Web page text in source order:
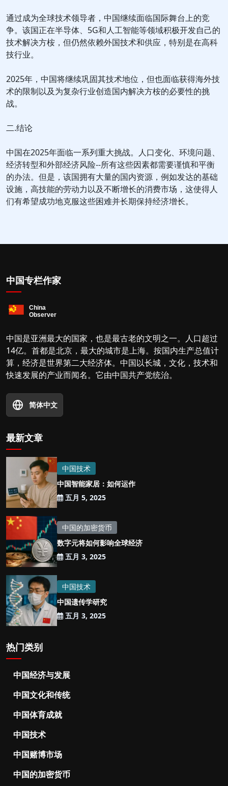
通过成为全球技术领导者，中国继续面临国际舞台上的竞
争。该国正在半导体、5G和人工智能等领域积极开发自己的
技术解决方桉，但仍然依赖外国技术和供应，特别是在高科
技行业。
2025年，中国将继续巩固其技术地位，但也面临获得海外技
术的限制以及为复杂行业创造国内解决方桉的必要性的挑
战。
二.结论
中国在2025年面临一系列重大挑战。人口变化、环境问题、
经济转型和外部经济风险--所有这些因素都需要谨慎和平衡
的办法。但是，该国拥有大量的国内资源，例如发达的基础
设施，高技能的劳动力以及不断增长的消费市场，这使得人
们有希望成功地克服这些困难并长期保持经济增长。
中国专栏作家
中国是亚洲最大的国家，也是最古老的文明之一。人口超过
14亿。首都是北京，最大的城市是上海。按国内生产总值计
算，经济是世界第二大经济体。中国以长城，文化，技术和
快速发展的产业而闻名。它由中国共产党统治。
简体中文
最新文章
中国技术
中国智能家居：如何运作
五月 5, 2025
中国的加密货币
数字元将如何影响全球经济
五月 3, 2025
中国技术
中国遗传学研究
五月 3, 2025
热门类别
中国经济与发展
中国文化和传统
中国体育成就
中国技术
中国赌博市场
中国的加密货币